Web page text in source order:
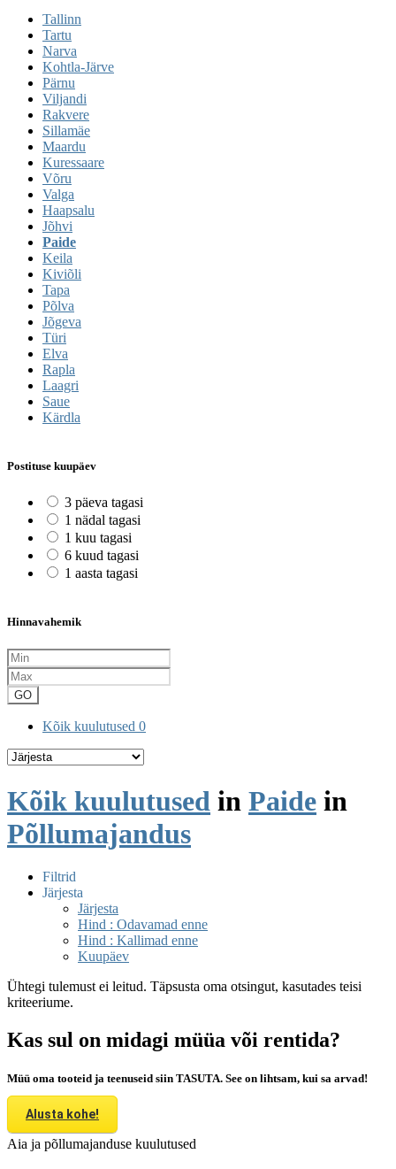
Tallinn
Tartu
Narva
Kohtla-Järve
Pärnu
Viljandi
Rakvere
Sillamäe
Maardu
Kuressaare
Võru
Valga
Haapsalu
Jõhvi
Paide
Keila
Kiviõli
Tapa
Põlva
Jõgeva
Türi
Elva
Rapla
Laagri
Saue
Kärdla
Postituse kuupäev
3 päeva tagasi
1 nädal tagasi
1 kuu tagasi
6 kuud tagasi
1 aasta tagasi
Hinnavahemik
GO
Kõik kuulutused 0
Kõik kuulutused in Paide in
Põllumajandus
Filtrid
Järjesta
Järjesta
Hind : Odavamad enne
Hind : Kallimad enne
Kuupäev
Ühtegi tulemust ei leitud. Täpsusta oma otsingut, kasutades teisi
kriteeriume.
Kas sul on midagi müüa või rentida?
Müü oma tooteid ja teenuseid siin TASUTA. See on lihtsam, kui sa arvad!
Alusta kohe!
Aia ja põllumajanduse kuulutused